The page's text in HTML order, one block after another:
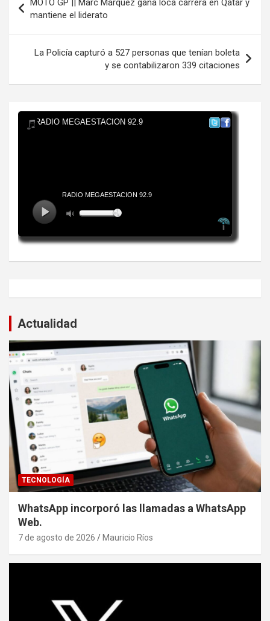
de
entradas
MOTO GP || Marc Márquez gana loca carrera en Qatar y
mantiene el liderato
La Policía capturó a 527 personas que tenían boleta
y se contabilizaron 339 citaciones
Actualidad
TECNOLOGÍA
WhatsApp incorporó las llamadas a WhatsApp
Web.
7 de agosto de 2026 Mauricio Ríos